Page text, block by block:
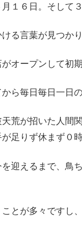
１６日。そして
る言葉が見つか
オープンして初
ら毎日毎日一日
天荒が招いた人間
が足りず休まず０
迎えるまで、鳥
ことが多々ですし